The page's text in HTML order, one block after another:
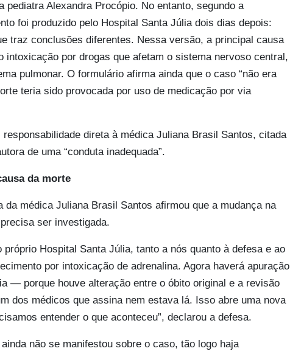
pediatra Alexandra Procópio. No entanto, segundo a
foi produzido pelo Hospital Santa Júlia dois dias depois:
traz conclusões diferentes. Nessa versão, a principal causa
intoxicação por drogas que afetam o sistema nervoso central,
pulmonar. O formulário afirma ainda que o caso “não era
teria sido provocada por uso de medicação por via
direta à médica Juliana Brasil Santos, citada
de uma “conduta inadequada”.
da morte
da médica Juliana Brasil Santos afirmou que a mudança na
ser investigada.
próprio Hospital Santa Júlia, tanto a nós quanto à defesa e ao
por intoxicação de adrenalina. Agora haverá apuração
— porque houve alteração entre o óbito original e a revisão
dos médicos que assina nem estava lá. Isso abre uma nova
entender o que aconteceu”, declarou a defesa.
não se manifestou sobre o caso, tão logo haja